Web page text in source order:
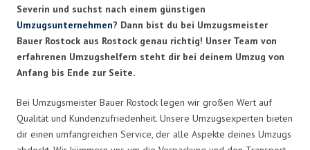
Severin und suchst nach einem günstigen
Umzugsunternehmen? Dann bist du bei Umzugsmeister
Bauer Rostock aus Rostock genau richtig! Unser Team von
erfahrenen Umzugshelfern steht dir bei deinem Umzug von
Anfang bis Ende zur Seite.
Bei Umzugsmeister Bauer Rostock legen wir großen Wert auf
Qualität und Kundenzufriedenheit. Unsere Umzugsexperten bieten
dir einen umfangreichen Service, der alle Aspekte deines Umzugs